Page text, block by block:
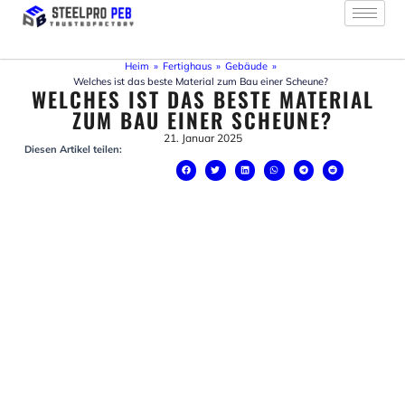
Zum
springen
Heim » Fertighaus » Gebäude »
Welches ist das beste Material zum Bau einer Scheune?
WELCHES IST DAS BESTE MATERIAL
ZUM BAU EINER SCHEUNE?
21. Januar 2025
Diesen Artikel teilen: